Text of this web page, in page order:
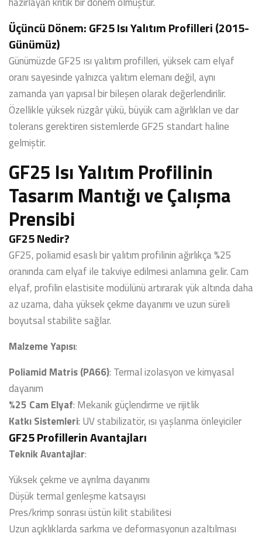
Üçüncü Dönem: GF25 Isı Yalıtım Profilleri (2015-
Günümüz)
Günümüzde GF25 ısı yalıtım profilleri, yüksek cam elyaf
oranı sayesinde yalnızca yalıtım elemanı değil, aynı
zamanda yarı yapısal bir bileşen olarak değerlendirilir.
Özellikle yüksek rüzgâr yükü, büyük cam ağırlıkları ve dar
tolerans gerektiren sistemlerde GF25 standart haline
gelmiştir.
GF25 Isı Yalıtım Profilinin
Tasarım Mantığı ve Çalışma
Prensibi
GF25 Nedir?
GF25, poliamid esaslı bir yalıtım profilinin ağırlıkça %25
oranında cam elyaf ile takviye edilmesi anlamına gelir. Cam
elyaf, profilin elastisite modülünü artırarak yük altında daha
az uzama, daha yüksek çekme dayanımı ve uzun süreli
boyutsal stabilite sağlar.
Malzeme Yapısı:
Poliamid Matris (PA66): Termal izolasyon ve kimyasal
dayanım
%25 Cam Elyaf: Mekanik güçlendirme ve rijitlik
Katkı Sistemleri: UV stabilizatör, ısı yaşlanma önleyiciler
GF25 Profillerin Avantajları
Teknik Avantajlar:
Yüksek çekme ve ayrılma dayanımı
Düşük termal genleşme katsayısı
Pres/krimp sonrası üstün kilit stabilitesi
Uzun açıklıklarda sarkma ve deformasyonun azaltılması